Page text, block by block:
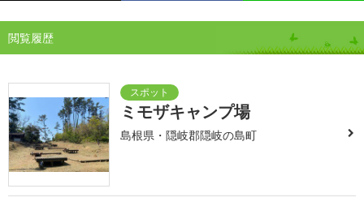
閲覧履歴
ミモザキャンプ場
島根県・隠岐郡隠岐の島町